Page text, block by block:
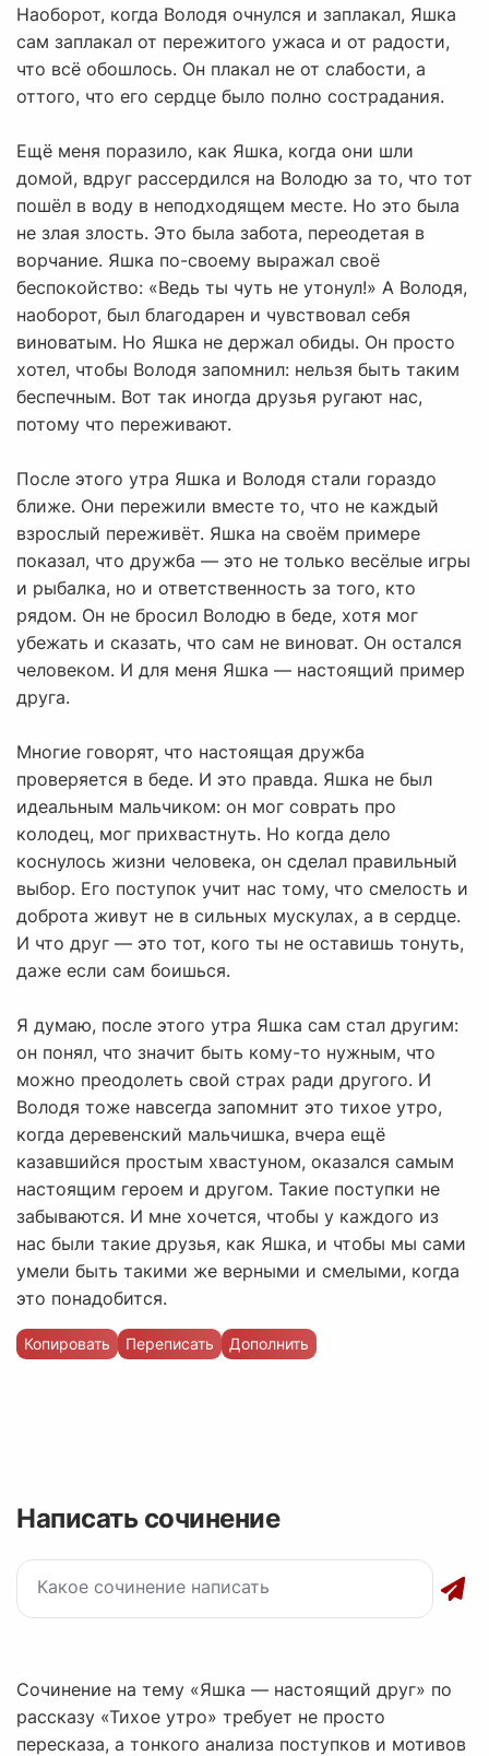
Наоборот, когда Володя очнулся и заплакал, Яшка
сам заплакал от пережитого ужаса и от радости,
что всё обошлось. Он плакал не от слабости, а
оттого, что его сердце было полно сострадания.
Ещё меня поразило, как Яшка, когда они шли
домой, вдруг рассердился на Володю за то, что тот
пошёл в воду в неподходящем месте. Но это была
не злая злость. Это была забота, переодетая в
ворчание. Яшка по-своему выражал своё
беспокойство: «Ведь ты чуть не утонул!» А Володя,
наоборот, был благодарен и чувствовал себя
виноватым. Но Яшка не держал обиды. Он просто
хотел, чтобы Володя запомнил: нельзя быть таким
беспечным. Вот так иногда друзья ругают нас,
потому что переживают.
После этого утра Яшка и Володя стали гораздо
ближе. Они пережили вместе то, что не каждый
взрослый переживёт. Яшка на своём примере
показал, что дружба — это не только весёлые игры
и рыбалка, но и ответственность за того, кто
рядом. Он не бросил Володю в беде, хотя мог
убежать и сказать, что сам не виноват. Он остался
человеком. И для меня Яшка — настоящий пример
друга.
Многие говорят, что настоящая дружба
проверяется в беде. И это правда. Яшка не был
идеальным мальчиком: он мог соврать про
колодец, мог прихвастнуть. Но когда дело
коснулось жизни человека, он сделал правильный
выбор. Его поступок учит нас тому, что смелость и
доброта живут не в сильных мускулах, а в сердце.
И что друг — это тот, кого ты не оставишь тонуть,
даже если сам боишься.
Я думаю, после этого утра Яшка сам стал другим:
он понял, что значит быть кому-то нужным, что
можно преодолеть свой страх ради другого. И
Володя тоже навсегда запомнит это тихое утро,
когда деревенский мальчишка, вчера ещё
казавшийся простым хвастуном, оказался самым
настоящим героем и другом. Такие поступки не
забываются. И мне хочется, чтобы у каждого из
нас были такие друзья, как Яшка, и чтобы мы сами
умели быть такими же верными и смелыми, когда
это понадобится.
Копировать Переписать Дополнить
Написать сочинение
Сочинение на тему «Яшка — настоящий друг» по
рассказу «Тихое утро» требует не просто
пересказа, а тонкого анализа поступков и мотивов